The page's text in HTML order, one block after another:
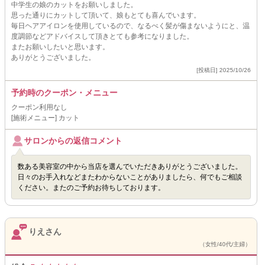
中学生の娘のカットをお願いしました。
思った通りにカットして頂いて、娘もとても喜んでいます。
毎日ヘアアイロンを使用しているので、なるべく髪が傷まないようにと、温
度調節などアドバイスして頂きとても参考になりました。
またお願いしたいと思います。
ありがとうございました。
[投稿日] 2025/10/26
予約時のクーポン・メニュー
クーポン利用なし
[施術メニュー] カット
サロンからの返信コメント
数ある美容室の中から当店を選んでいただきありがとうございました。
日々のお手入れなどまたわからないことがありましたら、何でもご相談
ください。またのご予約お待ちしております。
りえさん
（女性/40代/主婦）